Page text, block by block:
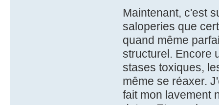
Maintenant, c'est
saloperies que
quand même
structurel. Encore
stases toxiques,
même se réaxer.
fait mon lavement